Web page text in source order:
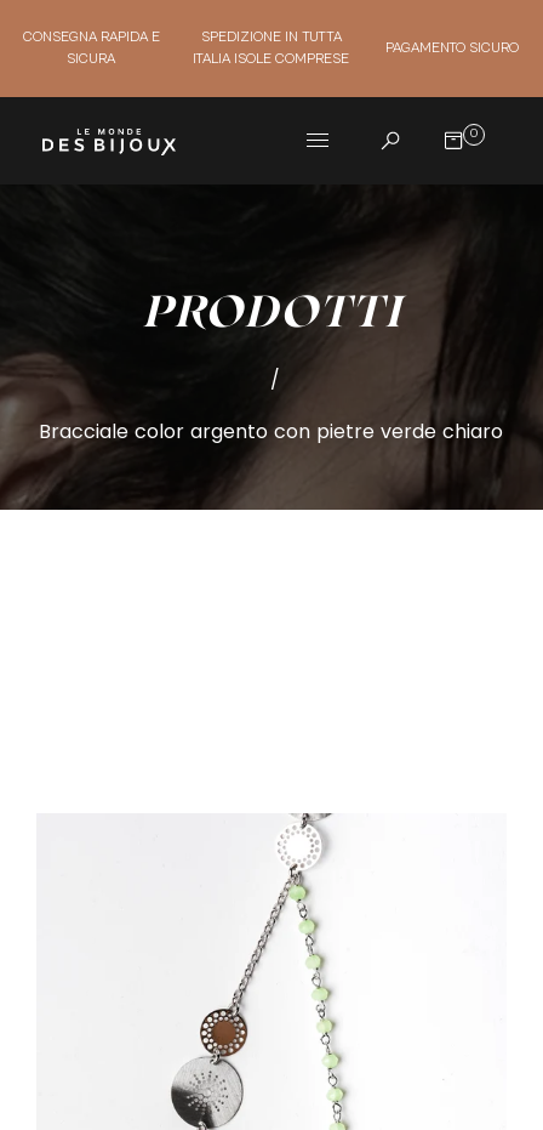
CONSEGNA RAPIDA E
SICURA
SPEDIZIONE IN TUTTA
ITALIA ISOLE COMPRESE
PAGAMENTO SICURO
0
PRODOTTI
/
Bracciale color argento con pietre verde chiaro